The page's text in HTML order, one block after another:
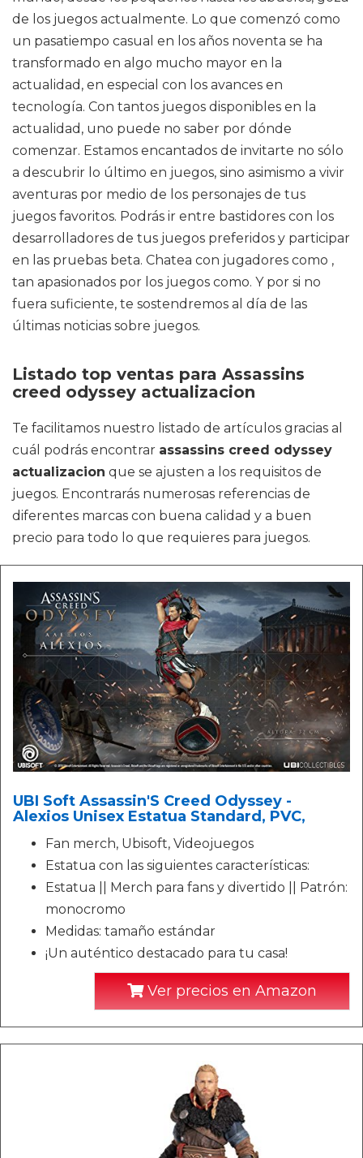
de los juegos actualmente. Lo que comenzó como
un pasatiempo casual en los años noventa se ha
transformado en algo mucho mayor en la
actualidad, en especial con los avances en
tecnología. Con tantos juegos disponibles en la
actualidad, uno puede no saber por dónde
comenzar. Estamos encantados de invitarte no sólo
a descubrir lo último en juegos, sino asimismo a vivir
aventuras por medio de los personajes de tus
juegos favoritos. Podrás ir entre bastidores con los
desarrolladores de tus juegos preferidos y participar
en las pruebas beta. Chatea con jugadores como ,
tan apasionados por los juegos como. Y por si no
fuera suficiente, te sostendremos al día de las
últimas noticias sobre juegos.
Listado top ventas para Assassins
creed odyssey actualizacion
Te facilitamos nuestro listado de artículos gracias al
cuál podrás encontrar assassins creed odyssey
actualizacion que se ajusten a los requisitos de
juegos. Encontrarás numerosas referencias de
diferentes marcas con buena calidad y a buen
precio para todo lo que requieres para juegos.
UBI Soft Assassin'S Creed Odyssey -
Alexios Unisex Estatua Standard, PVC,
Fan merch, Ubisoft, Videojuegos
Estatua con las siguientes características:
Estatua || Merch para fans y divertido || Patrón:
monocromo
Medidas: tamaño estándar
¡Un auténtico destacado para tu casa!
Ver precios en Amazon